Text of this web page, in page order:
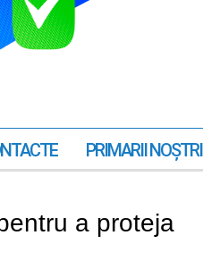
PRIMARII NOŞTRI
a proteja